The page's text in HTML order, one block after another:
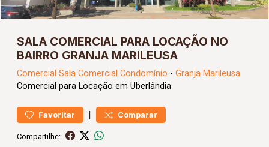
SALA COMERCIAL PARA LOCAÇÃO NO
BAIRRO GRANJA MARILEUSA
Comercial Sala Comercial Condomínio - Granja Marileusa
Comercial para Locação em Uberlândia
Favoritar | Comparar
Compartilhe: